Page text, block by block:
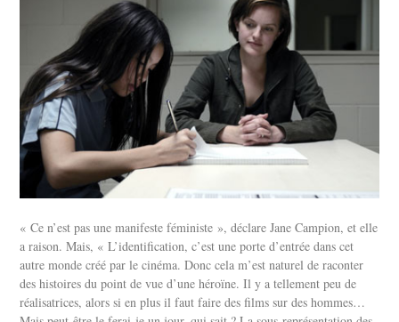
« Ce n’est pas une manifeste féministe », déclare Jane Campion, et elle
a raison. Mais, « L’identification, c’est une porte d’entrée dans cet
autre monde créé par le cinéma. Donc cela m’est naturel de raconter
des histoires du point de vue d’une héroïne. Il y a tellement peu de
réalisatrices, alors si en plus il faut faire des films sur des hommes…